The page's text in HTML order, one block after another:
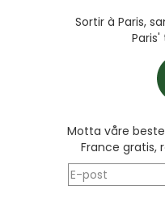
Sortir à Paris,
Motta våre
France gratis,